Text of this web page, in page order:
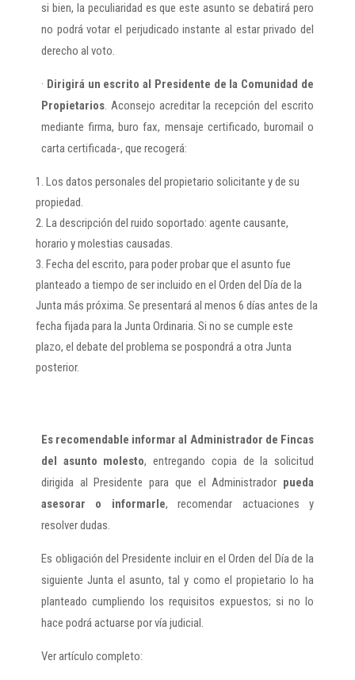
si bien, la peculiaridad es que este asunto se debatirá pero
no podrá votar el perjudicado instante al estar privado del
derecho al voto.
· Dirigirá un escrito al Presidente de la Comunidad de
Propietarios. Aconsejo acreditar la recepción del escrito
mediante firma, buro fax, mensaje certificado, buromail o
carta certificada-, que recogerá:
Los datos personales del propietario solicitante y de su
propiedad.
La descripción del ruido soportado: agente causante,
horario y molestias causadas.
Fecha del escrito, para poder probar que el asunto fue
planteado a tiempo de ser incluido en el Orden del Día de la
Junta más próxima. Se presentará al menos 6 días antes de la
fecha fijada para la Junta Ordinaria. Si no se cumple este
plazo, el debate del problema se pospondrá a otra Junta
posterior.
Es recomendable informar al Administrador de Fincas
del asunto molesto, entregando copia de la solicitud
dirigida al Presidente para que el Administrador pueda
asesorar o informarle, recomendar actuaciones y
resolver dudas.
Es obligación del Presidente incluir en el Orden del Día de la
siguiente Junta el asunto, tal y como el propietario lo ha
planteado cumpliendo los requisitos expuestos; si no lo
hace podrá actuarse por vía judicial.
Ver artículo completo: